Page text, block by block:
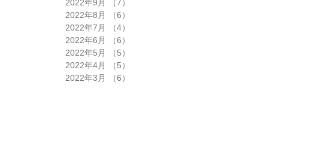
2022年9月
（7）
2022年8月
（6）
2022年7月
（4）
2022年6月
（6）
2022年5月
（5）
2022年4月
（5）
2022年3月
（6）